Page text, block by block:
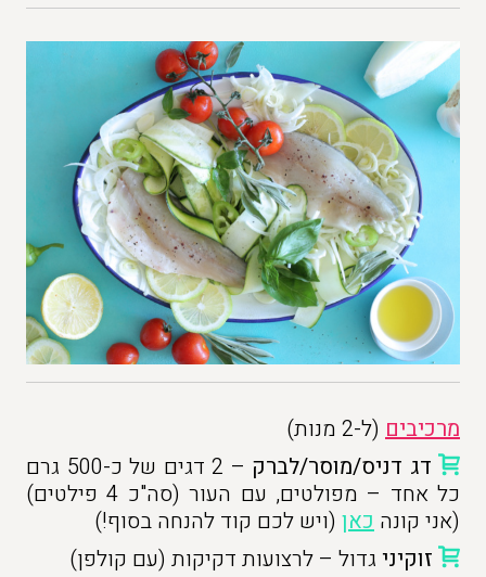
מרכיבים (ל-2 מנות)
דג דניס/מוסר/לברק
– 2 דגים של כ-500 גרם
כל אחד – מפולטים, עם העור (סה"כ 4 פילטים)
(אני קונה כאן (ויש לכם קוד להנחה בסוף!)
זוקיני גדול – לרצועות דקיקות (עם קולפן)